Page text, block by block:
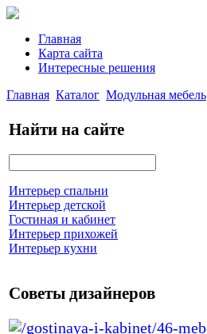
Главная
Карта сайта
Интересные решения
Главная Каталог Модульная мебель
Найти на сайте
Интерьер спальни
Интерьер детской
Гостиная и кабинет
Интерьер прихожей
Интерьер кухни
Советы дизайнеров